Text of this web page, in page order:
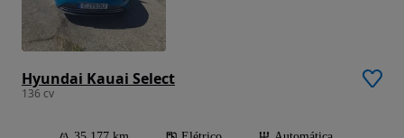
Hyundai Kauai Select
136 cv